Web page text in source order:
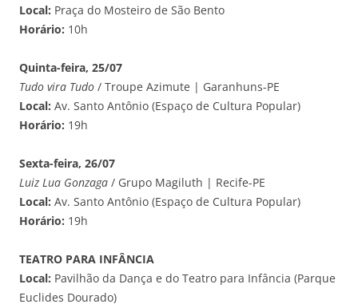
Local: Praça do Mosteiro de São Bento
Horário: 10h
Quinta-feira, 25/07
Tudo vira Tudo / Troupe Azimute | Garanhuns-PE
Local: Av. Santo Antônio (Espaço de Cultura Popular)
Horário: 19h
Sexta-feira, 26/07
Luiz Lua Gonzaga / Grupo Magiluth | Recife-PE
Local: Av. Santo Antônio (Espaço de Cultura Popular)
Horário: 19h
TEATRO PARA INFÂNCIA
Local: Pavilhão da Dança e do Teatro para Infância (Parque
Euclides Dourado)